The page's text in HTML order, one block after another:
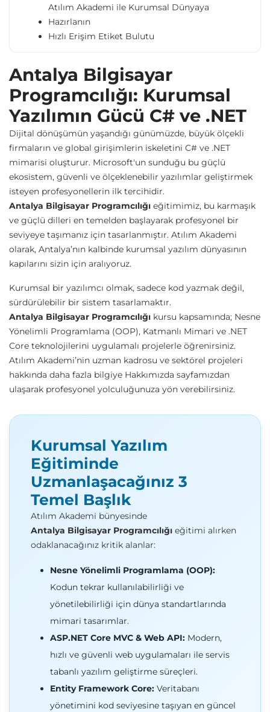
Atılım Akademi ile Kurumsal Dünyaya
Hazırlanın
Hızlı Erişim Etiket Bulutu
Antalya Bilgisayar
Programcılığı: Kurumsal
Yazılımın Gücü C# ve .NET
Dijital dönüşümün yaşandığı günümüzde, büyük ölçekli
firmaların ve global girişimlerin iskeletini C# ve .NET
mimarisi oluşturur. Microsoft'un sunduğu bu güçlü
ekosistem, güvenli ve ölçeklenebilir yazılımlar geliştirmek
isteyen profesyonellerin ilk tercihidir.
Antalya Bilgisayar Programcılığı eğitimimiz, bu karmaşık
ve güçlü dilleri en temelden başlayarak profesyonel bir
seviyeye taşımanız için tasarlanmıştır. Atılım Akademi
olarak, Antalya’nın kalbinde kurumsal yazılım dünyasının
kapılarını sizin için aralıyoruz.
Kurumsal bir yazılımcı olmak, sadece kod yazmak değil,
sürdürülebilir bir sistem tasarlamaktır.
Antalya Bilgisayar Programcılığı kursu kapsamında; Nesne
Yönelimli Programlama (OOP), Katmanlı Mimari ve .NET
Core teknolojilerini uygulamalı projelerle öğrenirsiniz.
Atılım Akademi’nin uzman kadrosu ve sektörel projeleri
hakkında daha fazla bilgiye Hakkımızda sayfamızdan
ulaşarak profesyonel yolculuğunuza yön verebilirsiniz.
Kurumsal Yazılım
Eğitiminde
Uzmanlaşacağınız 3
Temel Başlık
Atılım Akademi bünyesinde
Antalya Bilgisayar Programcılığı eğitimi alırken
odaklanacağınız kritik alanlar:
Nesne Yönelimli Programlama (OOP):
Kodun tekrar kullanılabilirliği ve
yönetilebilirliği için dünya standartlarında
mimari tasarımlar.
ASP.NET Core MVC & Web API: Modern,
hızlı ve güvenli web uygulamaları ile servis
tabanlı yazılım geliştirme süreçleri.
Entity Framework Core: Veritabanı
yönetimini kod seviyesine taşıyan en güncel